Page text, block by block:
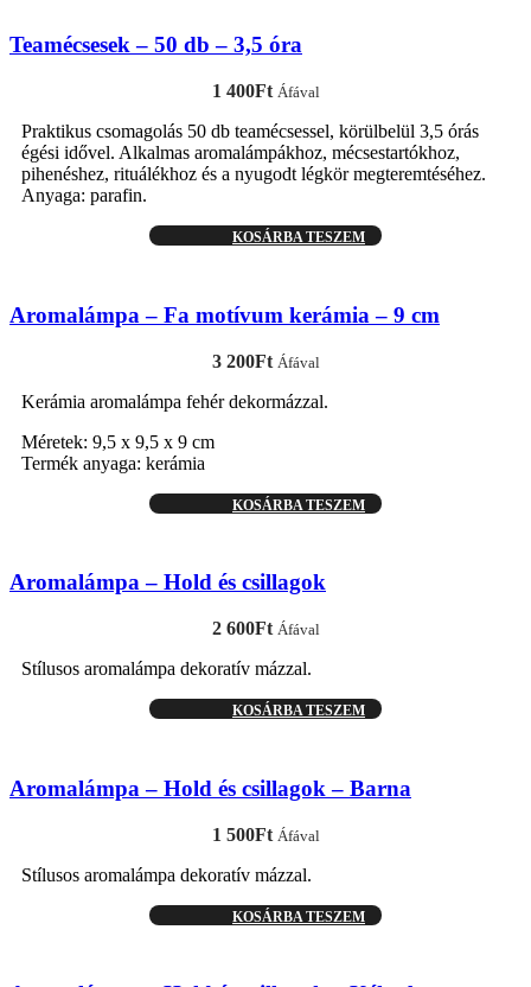
Teamécsesek – 50 db – 3,5 óra
1 400Ft Áfával
Praktikus csomagolás 50 db teamécsessel, körülbelül 3,5 órás
égési idővel. Alkalmas aromalámpákhoz, mécsestartókhoz,
pihenéshez, rituálékhoz és a nyugodt légkör megteremtéséhez.
Anyaga: parafin.
KOSÁRBA TESZEM
Aromalámpa – Fa motívum kerámia – 9 cm
3 200Ft Áfával
Kerámia aromalámpa fehér dekormázzal.
Méretek: 9,5 x 9,5 x 9 cm
Termék anyaga: kerámia
KOSÁRBA TESZEM
Aromalámpa – Hold és csillagok
2 600Ft Áfával
Stílusos aromalámpa dekoratív mázzal.
KOSÁRBA TESZEM
Aromalámpa – Hold és csillagok – Barna
1 500Ft Áfával
Stílusos aromalámpa dekoratív mázzal.
KOSÁRBA TESZEM